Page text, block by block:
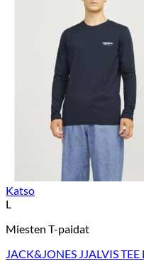
Katso
L
Miesten T-paidat
JACK&JONES JJALVIS